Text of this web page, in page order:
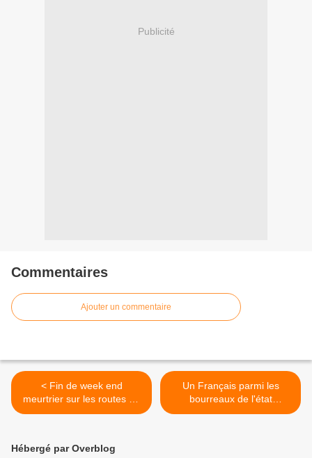
Publicité
Commentaires
Ajouter un commentaire
< Fin de week end
meurtrier sur les routes de
Russie (Intérieur)
Un Français parmi les
bourreaux de l'état
islamique >
Hébergé par Overblog